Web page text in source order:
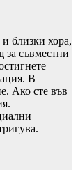
близки хора,
за съвместни
В
Ако сте във